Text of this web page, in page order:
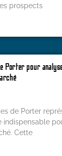
prospects
pour
de Porter
indispensable
Cette